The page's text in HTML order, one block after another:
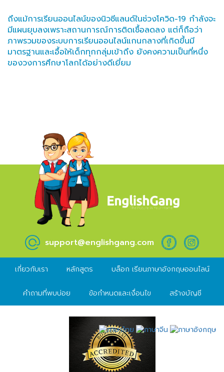
ถึงแม้การเรียนออนไลน์ของนิวซีแลนด์ในช่วงโควิด-19 กำลังจะ
มีแผนยุบลงเพราะสถานการณ์การติดเชื้อลดลง แต่ก็ถือว่า
ภาพรวมของระบบการเรียนออนไลน์แกนกลางที่เกิดขึ้นมี
มาตรฐานและเอื้อให้เด็กทุกกลุ่มเข้าถึง ยังคงความเป็นที่หนึ่ง
ของวงการศึกษาโลกได้อย่างดีเยี่ยม
support@englishgang.com
เกี่ยวกับเรา หลักสูตร บล็อก เรียนภาษาอังกฤษออนไลน์
คำถามที่พบบ่อย ข้อกำหนดและเงื่อนไข สร้างบัญชี